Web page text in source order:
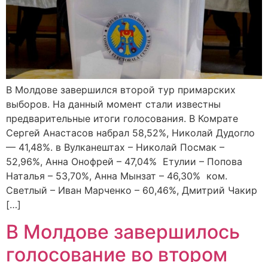
В Молдове завершился второй тур примарских
выборов. На данный момент стали известны
предварительные итоги голосования. В Комрате
Сергей Анастасов набрал 58,52%, Николай Дудогло
— 41,48%. в Вулканештах – Николай Посмак –
52,96%, Анна Онофрей – 47,04% Етулии – Попова
Наталья – 53,70%, Анна Мынзат – 46,30% ком.
Светлый – Иван Марченко – 60,46%, Дмитрий Чакир
[…]
В Молдове завершилось
голосование во втором